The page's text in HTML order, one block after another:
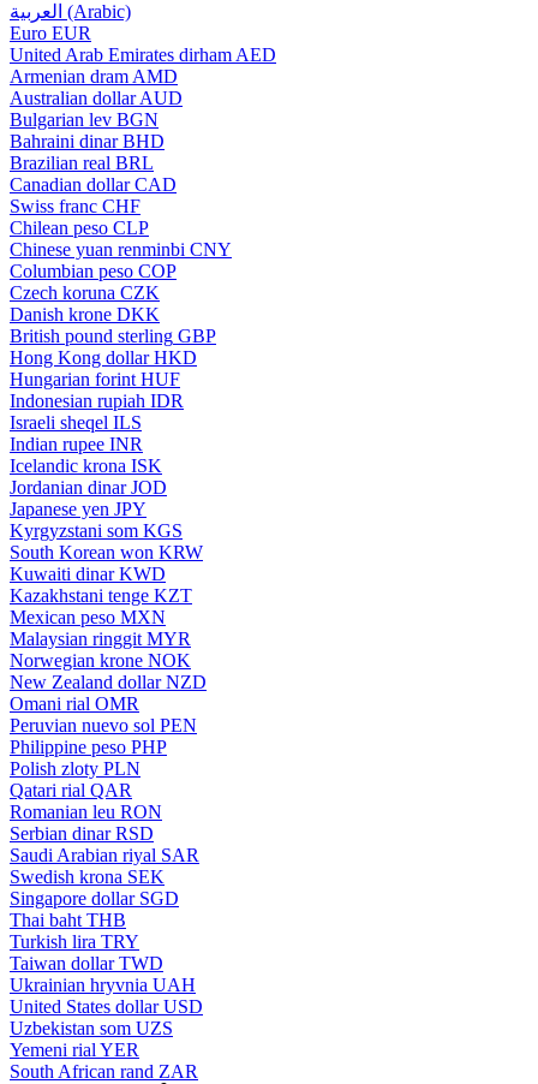
العربية (Arabic)
Euro EUR
United Arab Emirates dirham AED
Armenian dram AMD
Australian dollar AUD
Bulgarian lev BGN
Bahraini dinar BHD
Brazilian real BRL
Canadian dollar CAD
Swiss franc CHF
Chilean peso CLP
Chinese yuan renminbi CNY
Columbian peso COP
Czech koruna CZK
Danish krone DKK
British pound sterling GBP
Hong Kong dollar HKD
Hungarian forint HUF
Indonesian rupiah IDR
Israeli sheqel ILS
Indian rupee INR
Icelandic krona ISK
Jordanian dinar JOD
Japanese yen JPY
Kyrgyzstani som KGS
South Korean won KRW
Kuwaiti dinar KWD
Kazakhstani tenge KZT
Mexican peso MXN
Malaysian ringgit MYR
Norwegian krone NOK
New Zealand dollar NZD
Omani rial OMR
Peruvian nuevo sol PEN
Philippine peso PHP
Polish zloty PLN
Qatari rial QAR
Romanian leu RON
Serbian dinar RSD
Saudi Arabian riyal SAR
Swedish krona SEK
Singapore dollar SGD
Thai baht THB
Turkish lira TRY
Taiwan dollar TWD
Ukrainian hryvnia UAH
United States dollar USD
Uzbekistan som UZS
Yemeni rial YER
South African rand ZAR